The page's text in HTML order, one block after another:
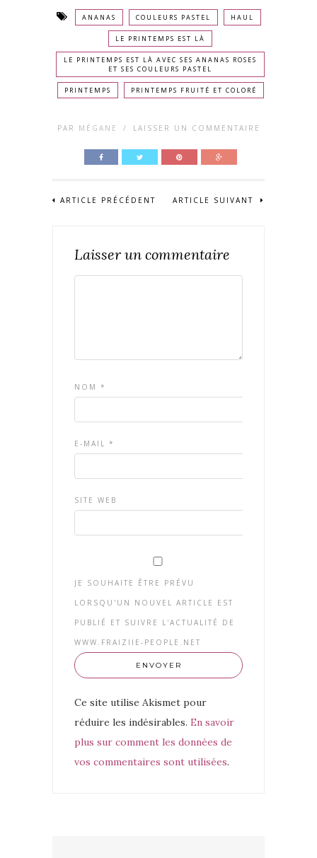
ANANAS COULEURS PASTEL HAUL
LE PRINTEMPS EST LÀ
LE PRINTEMPS EST LÀ AVEC SES ANANAS ROSES
ET SES COULEURS PASTEL
PRINTEMPS PRINTEMPS FRUITÉ ET COLORÉ
PAR MÉGANE / LAISSER UN COMMENTAIRE
ARTICLE PRÉCÉDENT ARTICLE SUIVANT
Laisser un commentaire
NOM *
E-MAIL *
SITE WEB
JE SOUHAITE ÊTRE PRÉVU
LORSQU'UN NOUVEL ARTICLE EST
PUBLIÉ ET SUIVRE L'ACTUALITÉ DE
WWW.FRAIZIIE-PEOPLE.NET
Ce site utilise Akismet pour
réduire les indésirables. En savoir
plus sur comment les données de
vos commentaires sont utilisées.